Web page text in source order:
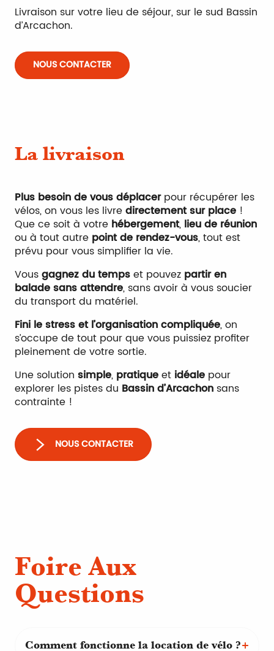
Livraison sur votre lieu de séjour, sur le sud Bassin
d’Arcachon.
NOUS CONTACTER
La livraison
Plus besoin de vous déplacerpour récupérer les
vélos, on vous les livredirectement sur place !
Que ce soit à votre hébergement, lieu de réunion
ou à tout autre point de rendez-vous, tout est
prévu pour vous simplifier la vie.
Vousgagnez du tempset pouvez partir en
balade sans attendre, sans avoir à vous soucier
du transport du matériel.
Fini le stress et l’organisation compliquée, on
s’occupe de tout pour que vous puissiez profiter
pleinement de votre sortie.
Une solution simple, pratiqueet idéale pour
explorer les pistes du Bassin d’Arcachon sans
contrainte !
NOUS CONTACTER
Foire Aux
Questions
Comment fonctionne la location de vélo ?